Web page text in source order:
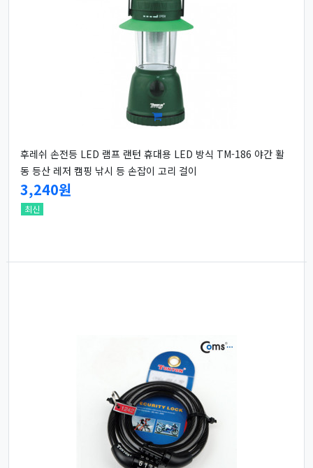
후레쉬 손전등 LED 램프 랜턴 휴대용 LED 방식 TM-186 야간 활
동 등산 레저 캠핑 낚시 등 손잡이 고리 걸이
3,240원
최신